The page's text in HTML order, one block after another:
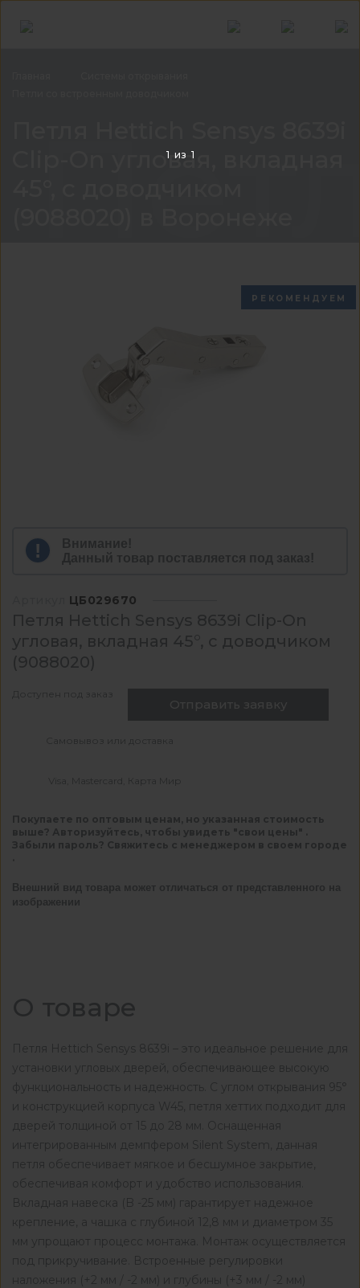
Clip-On угловая, вкладная
РЕКОМЕНДУЕМ
Внимание!
Данный товар поставляется под заказ!
ЦБ029670
Петля Hettich Sensys 8639i Clip-On
угловая, вкладная 45°, с доводчиком
(9088020)
Доступен под заказ
Отправить заявку
Самовывоз или доставка
Visa, Mastercard, Карта Мир
Покупаете по оптовым ценам, но указанная стоимость
выше? Авторизуйтесь, чтобы увидеть "свои цены" .
Забыли пароль? Свяжитесь с менеджером в своем городе
Внешний вид товара может отличаться от представленного на
изображении
О товаре
Петля Hettich Sensys 8639i – это идеальное решение для
установки угловых дверей, обеспечивающее высокую
функциональность и надежность. С углом открывания 95°
и конструкцией корпуса W45, петля хеттих подходит для
дверей толщиной от 15 до 28 мм. Оснащенная
интегрированным демпфером Silent System, данная
петля обеспечивает мягкое и бесшумное закрытие,
обеспечивая комфорт и удобство использования.
Вкладная навеска (B -25 мм) гарантирует надежное
крепление, а чашка с глубиной 12,8 мм и диаметром 35
мм упрощают процесс монтажа. Монтаж осуществляется
под прикручивание. Встроенные регулировки
наложения (+2 мм / -2 мм) и глубины (+3 мм / -2 мм)
1 из 1